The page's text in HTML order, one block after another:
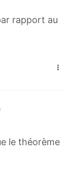
rapport au
le théorème